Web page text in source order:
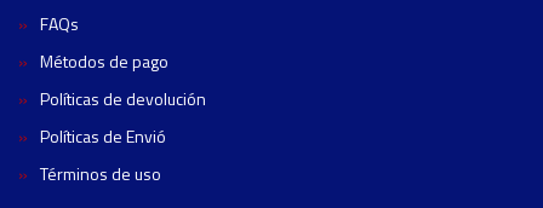
FAQs
Métodos de pago
Políticas de devolución
Políticas de Envió
Términos de uso